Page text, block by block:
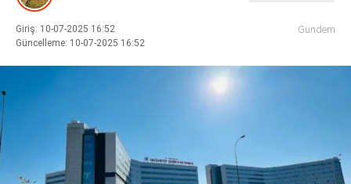
Instagram
Youtube
Giriş: 10-07-2025 16:52
Güncelleme: 10-07-2025 16:52
Gündem